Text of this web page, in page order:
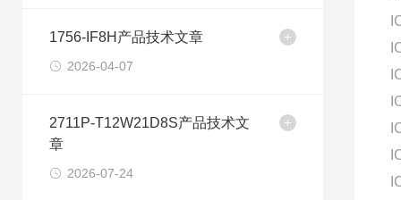
1756-IF8H产品技术文章
2026-04-07
2711P-T12W21D8S产品技术文
章
2026-07-24